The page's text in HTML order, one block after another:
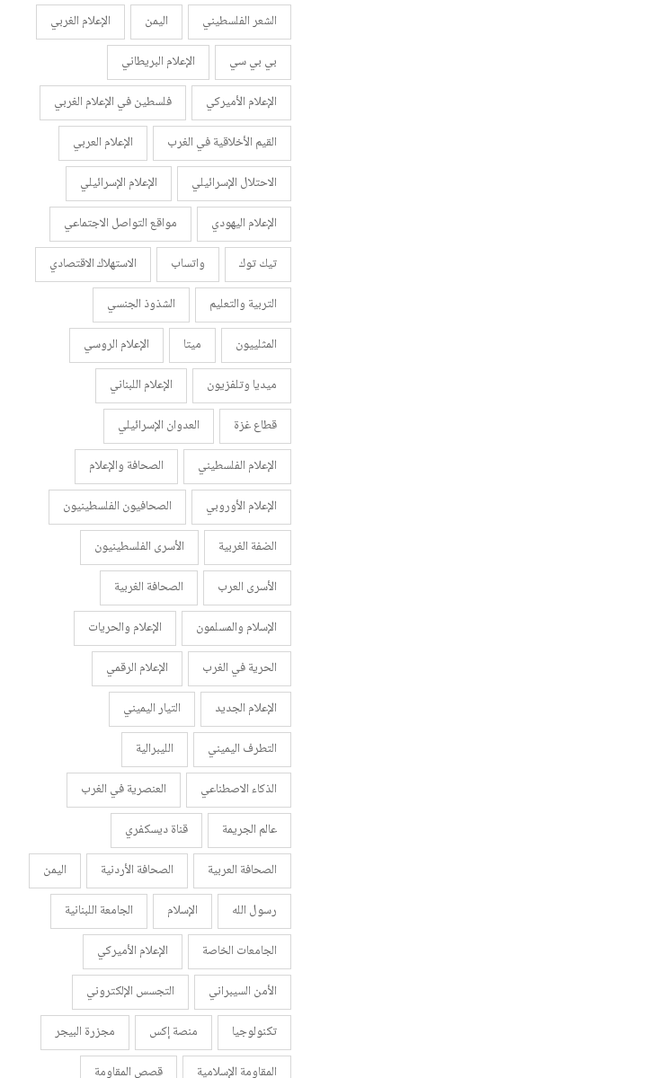
الشعر الفلسطيني
اليمن
الإعلام الغربي
بي بي سي
الإعلام البريطاني
الإعلام الأميركي
فلسطين في الإعلام الغربي
القيم الأخلاقية في الغرب
الإعلام العربي
الاحتلال الإسرائيلي
الإعلام الإسرائيلي
الإعلام اليهودي
مواقع التواصل الاجتماعي
تيك توك
واتساب
الاستهلاك الاقتصادي
التربية والتعليم
الشذوذ الجنسي
المثلييون
ميتا
الإعلام الروسي
ميديا وتلفزيون
الإعلام اللبناني
قطاع غزة
العدوان الإسرائيلي
الإعلام الفلسطيني
الصحافة والإعلام
الإعلام الأوروبي
الصحافيون الفلسطينيون
الضفة الغربية
الأسرى الفلسطينيون
الأسرى العرب
الصحافة الغربية
الإسلام والمسلمون
الإعلام والحريات
الحرية في الغرب
الإعلام الرقمي
الإعلام الجديد
التيار اليميني
التطرف اليميني
الليبرالية
الذكاء الاصطناعي
العنصرية في الغرب
عالم الجريمة
قناة ديسكفري
الصحافة العربية
الصحافة الأردنية
اليمن
رسول الله
الإسلام
الجامعة اللبنانية
الجامعات الخاصة
الإعلام الأميركي
الأمن السيبراني
التجسس الإلكتروني
تكنولوجيا
منصة إكس
مجزرة البيجر
المقاومة الإسلامية
قصص المقاومة